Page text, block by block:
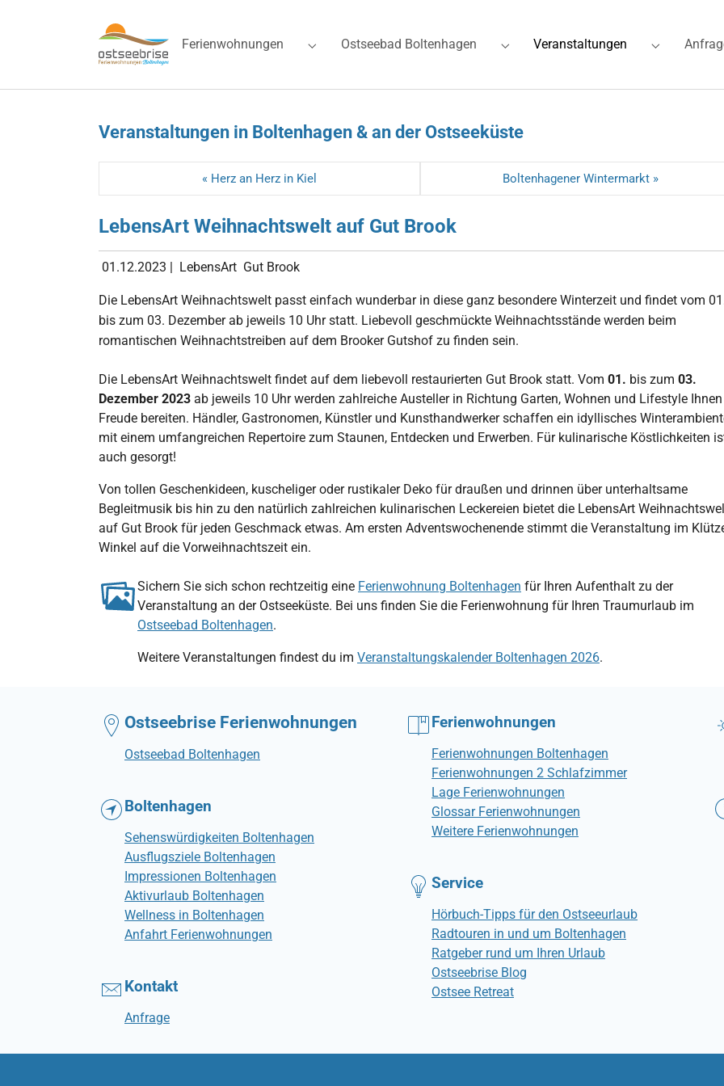
Ferienwohnungen
Submenu for "Ferienwohnungen"
Ostseebad Boltenhagen
Submenu for "Ostseebad Boltenhagen"
Veranstaltungen (current)
Submenu
Veranstaltungen in Boltenhagen & an der Ostseeküste
« Herz an Herz in Kiel Boltenhagener Wintermarkt »
LebensArt Weihnachtswelt auf Gut Brook
01.12.2023 | LebensArt Gut Brook
Die LebensArt Weihnachtswelt passt einfach wunderbar in diese ganz besondere Winterzeit und findet vom
bis zum 03. Dezember ab jeweils 10 Uhr statt. Liebevoll geschmückte Weihnachtsstände werden beim
romantischen Weihnachtstreiben auf dem Brooker Gutshof zu finden sein.
Die LebensArt Weihnachtswelt findet auf dem liebevoll restaurierten Gut Brook statt. Vom 01. bis zum 03.
Dezember 2023 ab jeweils 10 Uhr werden zahlreiche Austeller in Richtung Garten, Wohnen und Lifestyle Ihnen
Freude bereiten. Händler, Gastronomen, Künstler und Kunsthandwerker schaffen ein idyllisches
mit einem umfangreichen Repertoire zum Staunen, Entdecken und Erwerben. Für kulinarische Köstlichkeiten
auch gesorgt!
Von tollen Geschenkideen, kuscheliger oder rustikaler Deko für draußen und drinnen über unterhaltsame
Begleitmusik bis hin zu den natürlich zahlreichen kulinarischen Leckereien bietet die LebensArt
auf Gut Brook für jeden Geschmack etwas. Am ersten Adventswochenende stimmt die Veranstaltung im
Winkel auf die Vorweihnachtszeit ein.
Sichern Sie sich schon rechtzeitig eine Ferienwohnung Boltenhagen für Ihren Aufenthalt zu der
Veranstaltung an der Ostseeküste. Bei uns finden Sie die Ferienwohnung für Ihren Traumurlaub im
Ostseebad Boltenhagen.
Weitere Veranstaltungen findest du im Veranstaltungskalender Boltenhagen 2026.
Ostseebrise Ferienwohnungen
Ostseebad Boltenhagen
Boltenhagen
Sehenswürdigkeiten Boltenhagen
Ausflugsziele Boltenhagen
Impressionen Boltenhagen
Aktivurlaub Boltenhagen
Wellness in Boltenhagen
Anfahrt Ferienwohnungen
Kontakt
Anfrage
Ferienwohnungen
Ferienwohnungen Boltenhagen
Ferienwohnungen 2 Schlafzimmer
Lage Ferienwohnungen
Glossar Ferienwohnungen
Weitere Ferienwohnungen
Service
Hörbuch-Tipps für den Ostseeurlaub
Radtouren in und um Boltenhagen
Ratgeber rund um Ihren Urlaub
Ostseebrise Blog
Ostsee Retreat